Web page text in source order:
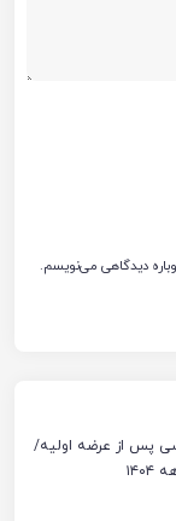
دیدگاهی می‌نویسم.
پس از عرضه اولیه/